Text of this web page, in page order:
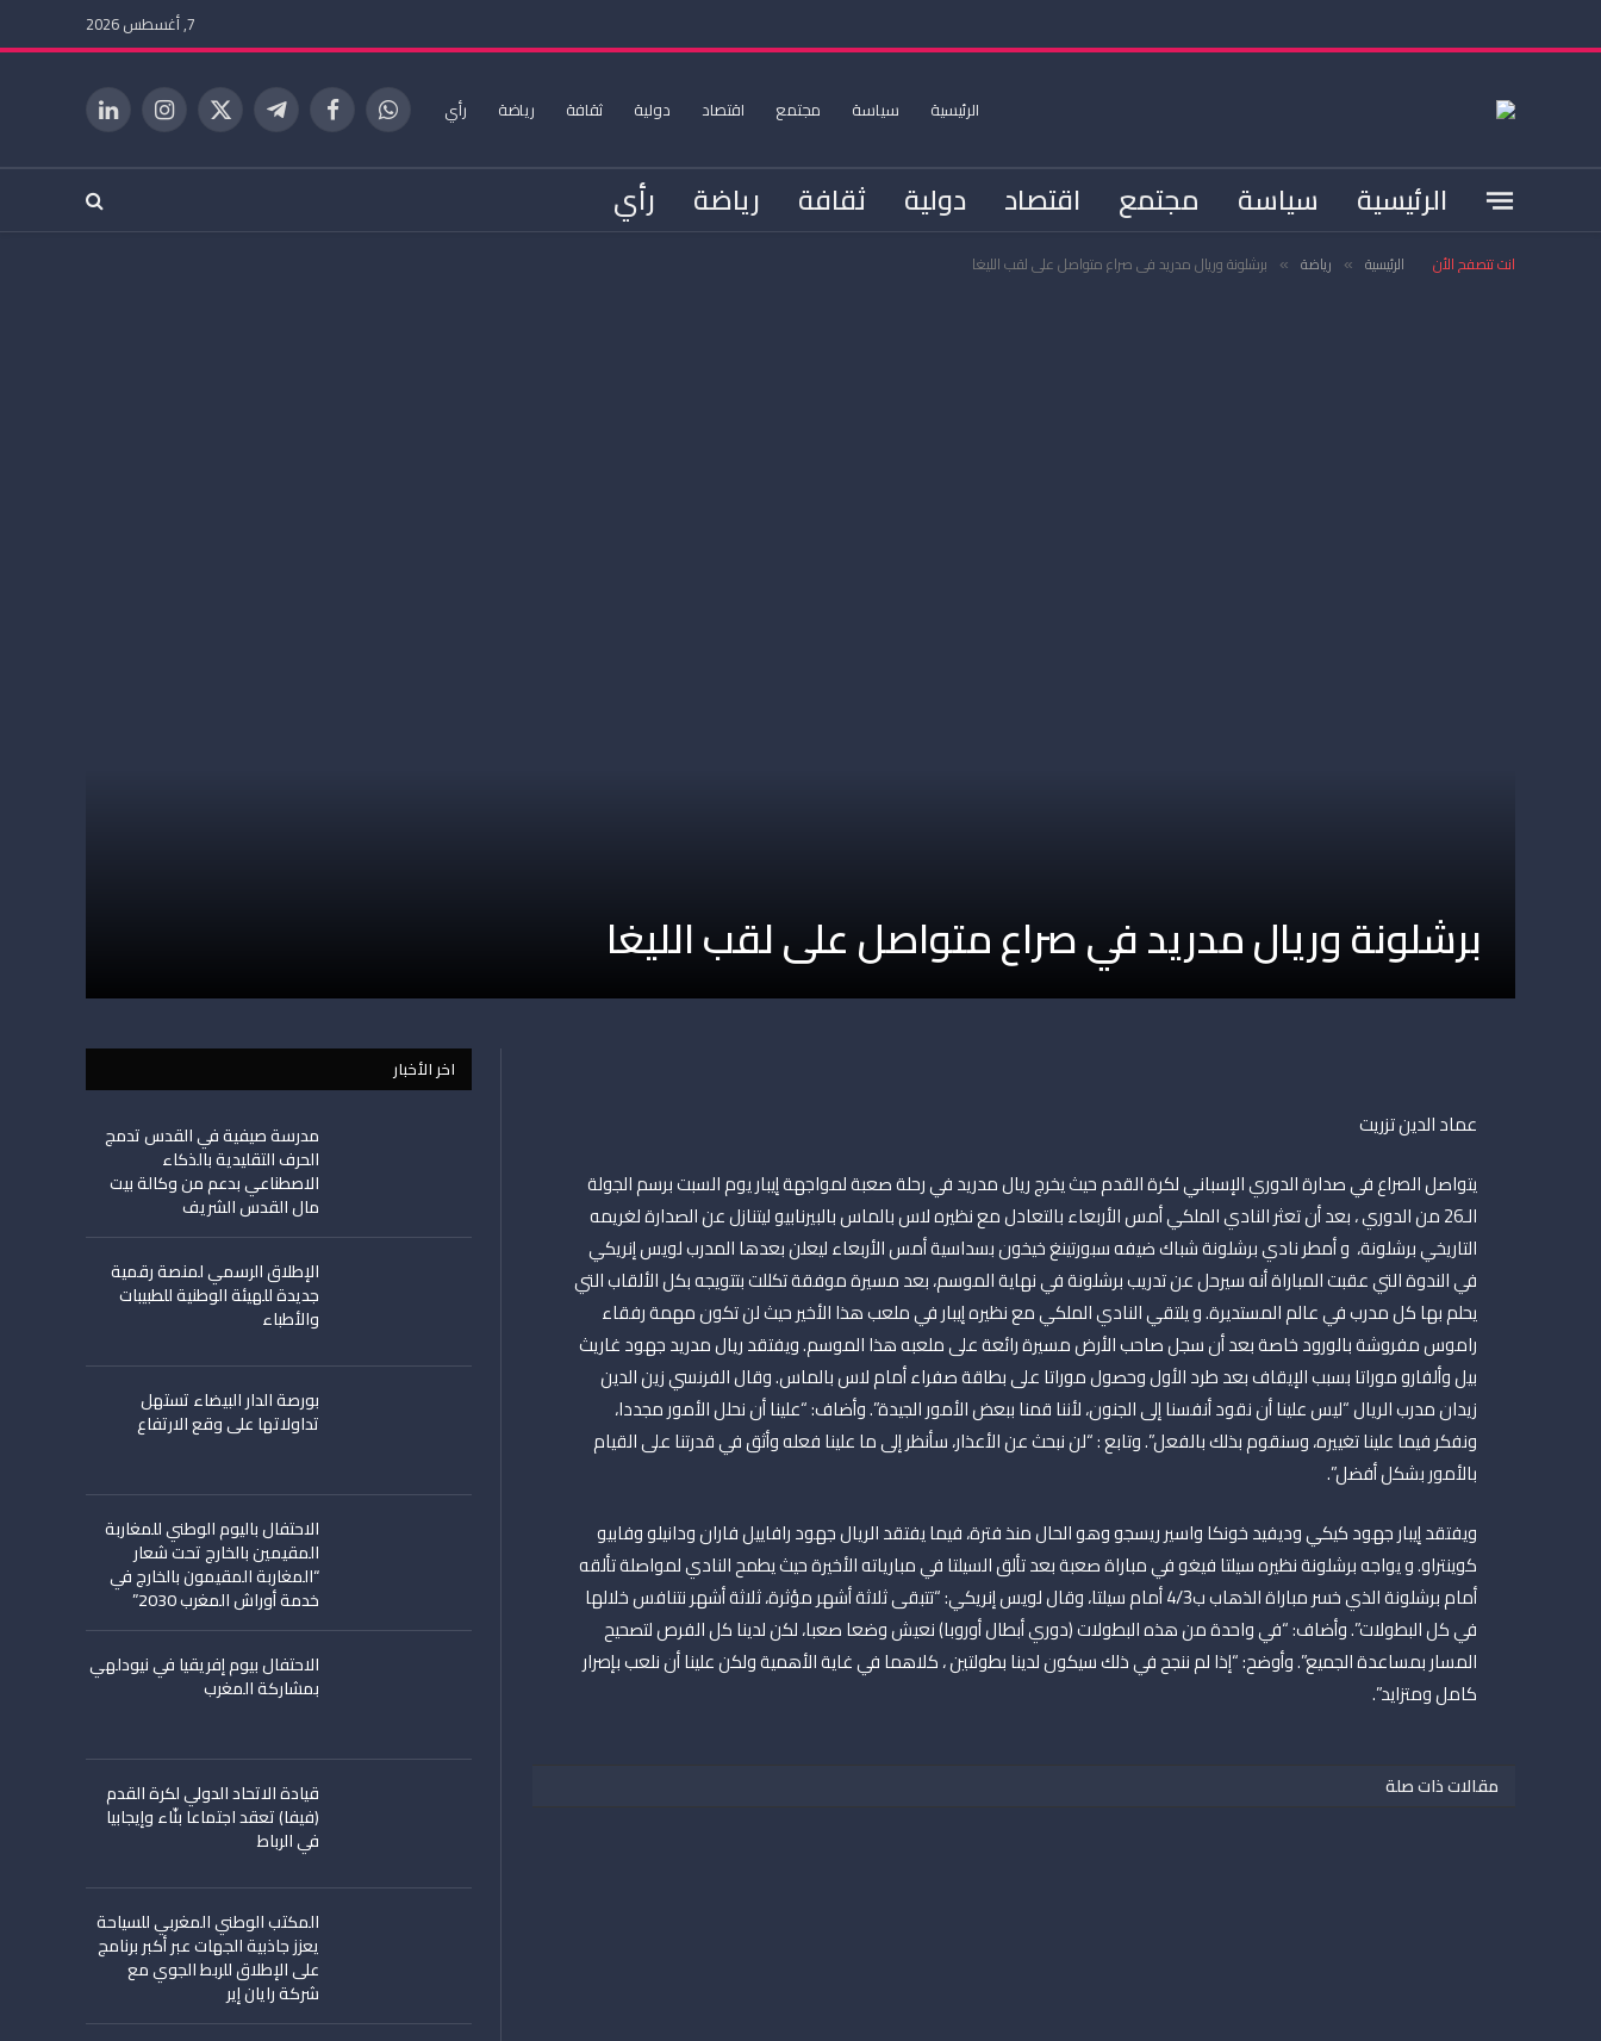
7, أغسطس 2026
الرئيسية سياسة مجتمع اقتصاد دولية ثقافة رياضة رأي واتساب فيسبوكتيلقرام X
الانستغراملينكدإن
الرئيسية سياسة مجتمع اقتصاد دولية ثقافة رياضة رأي
انت تتصفح الأن الرئيسية » رياضة » برشلونة وريال مدريد في صراع متواصل على لقب الليغا
برشلونة وريال مدريد في صراع متواصل على لقب الليغا
عماد الدين تزريت
يتواصل الصراع في صدارة الدوري الإسباني لكرة القدم حيث يخرج ريال مدريد في رحلة صعبة لمواجهة إيبار يوم السبت برسم الجولة
الـ26 من الدوري ، بعد أن تعثر النادي الملكي أمس الأربعاء بالتعادل مع نظيره لاس بالماس بالبيرنابيو ليتنازل عن الصدارة لغريمه
التاريخي برشلونة، و أمطر نادي برشلونة شباك ضيفه سبورتينغ خيخون بسداسية أمس الأربعاء ليعلن بعدها المدرب لويس إنريكي
في الندوة التي عقبت المباراة أنه سيرحل عن تدريب برشلونة في نهاية الموسم، بعد مسيرة موفقة تكللت بتتويجه بكل الألقاب التي
يحلم بها كل مدرب في عالم المستديرة. و يلتقي النادي الملكي مع نظيره إيبار في ملعب هذا الأخير حيث لن تكون مهمة رفقاء
راموس مفروشة بالورود خاصة بعد أن سجل صاحب الأرض مسيرة رائعة على ملعبه هذا الموسم. ويفتقد ريال مدريد جهود غاريث
بيل وألفارو موراتا بسبب الإيقاف بعد طرد الأول وحصول موراتا على بطاقة صفراء أمام لاس بالماس. وقال الفرنسي زين الدين
زيدان مدرب الريال “ليس علينا أن نقود أنفسنا إلى الجنون، لأننا قمنا ببعض الأمور الجيدة”. وأضاف: “علينا أن نحلل الأمور مجددا،
ونفكر فيما علينا تغييره، وسنقوم بذلك بالفعل”. وتابع : “لن نبحث عن الأعذار، سأنظر إلى ما علينا فعله وأثق في قدرتنا على القيام
بالأمور بشكل أفضل”.
ويفتقد إيبار جهود كيكي وديفيد خونكا واسير ريسجو وهو الحال منذ فترة، فيما يفتقد الريال جهود رافاييل فاران ودانيلو وفابيو
كوينتراو. و يواجه برشلونة نظيره سيلتا فيغو في مباراة صعبة بعد تألق السيلتا في مبارياته الأخيرة حيث يطمح النادي لمواصلة تألقه
أمام برشلونة الذي خسر مباراة الذهاب ب4/3 أمام سيلتا، وقال لويس إنريكي: “تتبقى ثلاثة أشهر مؤثرة، ثلاثة أشهر نتنافس خلالها
في كل البطولات”. وأضاف: “في واحدة من هذه البطولات (دوري أبطال أوروبا) نعيش وضعا صعبا، لكن لدينا كل الفرص لتصحيح
المسار بمساعدة الجميع”. وأوضح: “إذا لم ننجح في ذلك سيكون لدينا بطولتين ، كلاهما في غاية الأهمية ولكن علينا أن نلعب بإصرار
كامل ومتزايد”.
مقالات ذات صلة
اخر الأخبار
مدرسة صيفية في القدس تدمج
الحرف التقليدية بالذكاء
الاصطناعي بدعم من وكالة بيت
مال القدس الشريف
الإطلاق الرسمي لمنصة رقمية
جديدة للهيئة الوطنية للطبيبات
والأطباء
بورصة الدار البيضاء تستهل
تداولاتها على وقع الارتفاع
الاحتفال باليوم الوطني للمغاربة
المقيمين بالخارج تحت شعار
“المغاربة المقيمون بالخارج في
خدمة أوراش المغرب 2030”
الاحتفال بيوم إفريقيا في نيودلهي
بمشاركة المغرب
قيادة الاتحاد الدولي لكرة القدم
(فيفا) تعقد اجتماعا بنّاء وإيجابيا
في الرباط
المكتب الوطني المغربي للسياحة
يعزز جاذبية الجهات عبر أكبر برنامج
على الإطلاق للربط الجوي مع
شركة رايان إير